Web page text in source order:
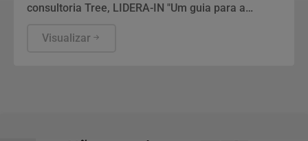
consultoria Tree, LIDERA-IN "Um guia para a
conceito do método, estudos de caso e
Visualizar